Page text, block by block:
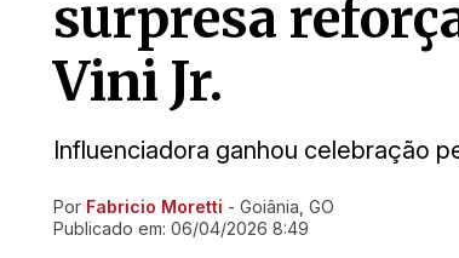
surpresa
Vini Jr.
Influenciadora ganhou celebração
Ir direto pra matéria
Por Fabricio Moretti - Goiânia, GO
Publicado em: 06/04/2026 8:49